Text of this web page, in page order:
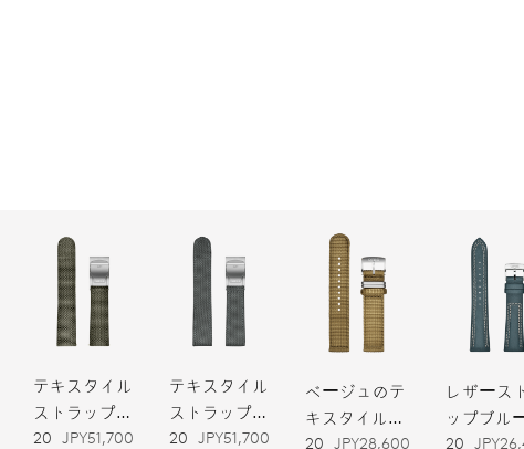
テキスタイル
ストラップ
オリーブ
20 JPY51,700
テキスタイル
ストラップ
グレー
20 JPY51,700
ベージュのテ
キスタイルス
トラップ
20 JPY28,600
レザース
ップブル
20